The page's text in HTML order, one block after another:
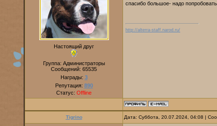
Настоящий друг
Группа: Администраторы
Сообщений: 65535
Награды: 3
Репутация: 890
Статус: Offline
спасибо большое- надо
http://alterra-staff.narod.ru/
Tigrino Дата: Суббота, 20.07.2024, 04:08 |